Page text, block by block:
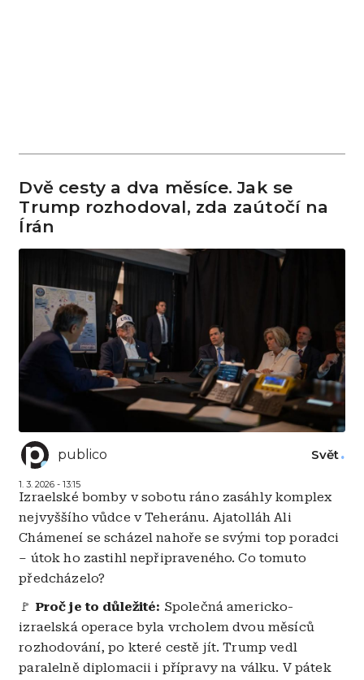
Dvě cesty a dva měsíce. Jak se
Trump rozhodoval, zda zaútočí na
Írán
publico
1. 3. 2026 - 13:15
Svět
Izraelské bomby v sobotu ráno zasáhly komplex
nejvyššího vůdce v Teheránu. Ajatolláh Ali
Chámeneí se scházel nahoře se svými top poradci
– útok ho zastihl nepřipraveného. Co tomuto
předcházelo?
🚩 Proč je to důležité: Společná americko-
izraelská operace byla vrcholem dvou měsíců
rozhodování, po které cestě jít. Trump vedl
paralelně diplomacii i přípravy na válku. V pátek